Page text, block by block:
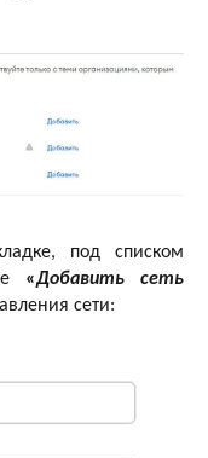
под списком
«Добавить сеть
сети: